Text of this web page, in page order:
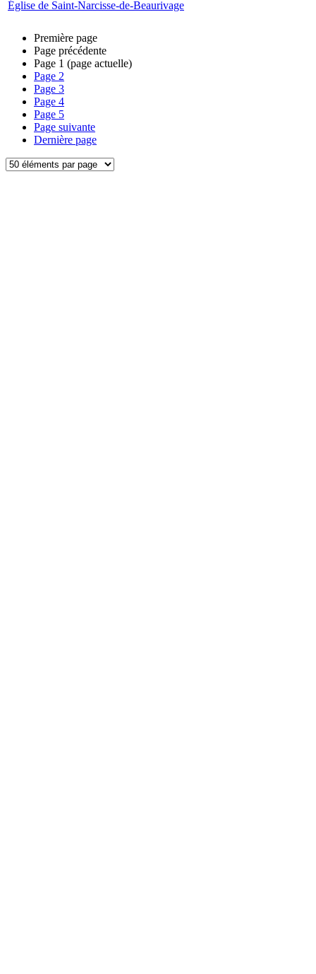
Église de Saint-Narcisse-de-Beaurivage
Première page
Page précédente
Page 1 (page actuelle)
Page 2
Page 3
Page 4
Page 5
Page suivante
Dernière page